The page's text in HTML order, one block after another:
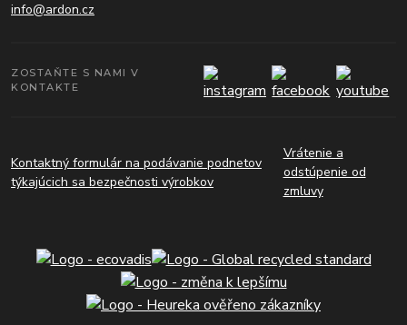
info@ardon.cz
ZOSTAŇTE S NAMI V
KONTAKTE
Kontaktný formulár na podávanie podnetov
týkajúcich sa bezpečnosti výrobkov
Vrátenie a
odstúpenie od
zmluvy